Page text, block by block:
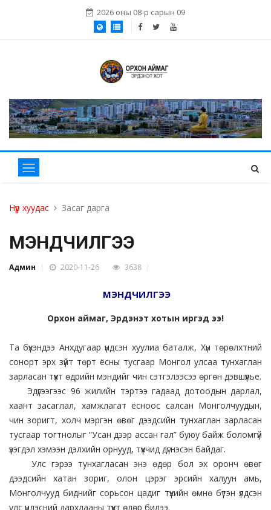
2026 оны 08-р сарын 09
Нүүр хуудас Засаг дарга
МЭНДЧИЛГЭЭ
Админ 2020-11-26 3638
МЭНДЧИЛГЭЭ
Орхон аймаг, Эрдэнэт хотын иргэд ээ!
Та бүхэндээ Анхдугаар үндсэн хуулиа баталж, Хүн төрөлхтний
сонорт эрх зүйт төрт ёсны тусгаар Монгол улсаа тунхаглан
зарласан түүхт өдрийн мэндийг чин сэтгэлээсээ өргөн дэвшүүлье.
Эдүгээгээс 96 жилийн тэртээ гадаад дотоодын дарлал,
хаант засаглал, хамжлагат ёсноос салсан Монголчуудын,
чин зоригт, холч мэргэн өвөг дээдсийн тунхаглан зарласан
тусгаар тогтнолыг “Усан дээр ассан гал” буюу байж боломгүй
үзэгдэл хэмээн дэлхийн орнууд, түүхчид дүгнэсэн байдаг.
Улс гэрээ тунхагласан энэ өдөр бол эх оронч өвөг
дээдсийн хатан зориг, олон цэрэг эрсийн халуун амь,
Монголчууд биднийг сорьсон цадиг түүхийн өмнө бүтэн үлдсэн
улс үндэсний дархлааны түүхт өдөр билээ.